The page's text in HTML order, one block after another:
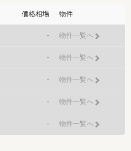
価格相場 物件
- 物件一覧へ
- 物件一覧へ
- 物件一覧へ
- 物件一覧へ
- 物件一覧へ